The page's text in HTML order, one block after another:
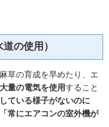
の使用）
草の育成を早めたり、エ
大量の電気を使用すること
ている様子がないのに
常にエアコンの室外機が